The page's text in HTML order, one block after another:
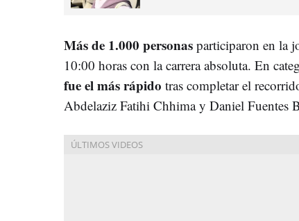
Más de 1.000 personas participaron en la
10:00 horas con la carrera absoluta. En
fue el más rápido tras completar el
Abdelaziz Fatihi Chhima y Daniel Fuentes